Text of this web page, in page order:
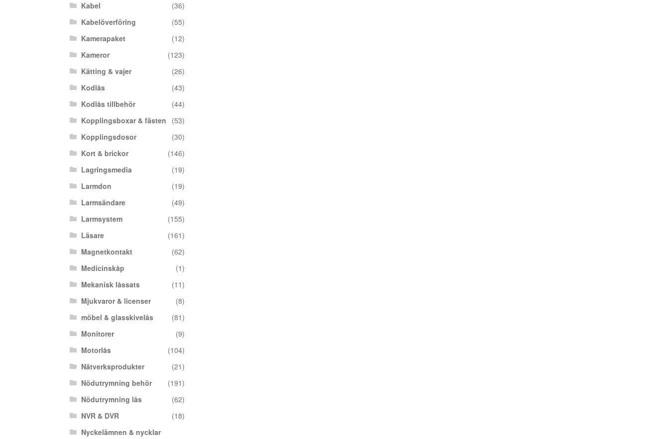
Kabel
(36)
Kabelöverföring
(55)
Kamerapaket
(12)
Kameror
(123)
Kätting & vajer
(26)
Kodlås
(43)
Kodlås tillbehör
(44)
Kopplingsboxar & fästen
(53)
Kopplingsdosor
(30)
Kort & brickor
(146)
Lagringsmedia
(19)
Larmdon
(19)
Larmsändare
(49)
Larmsystem
(155)
Läsare
(161)
Magnetkontakt
(62)
Medicinskåp
(1)
Mekanisk låssats
(11)
Mjukvaror & licenser
(8)
möbel & glasskivelås
(81)
Monitorer
(9)
Motorlås
(104)
Nätverksprodukter
(21)
Nödutrymning behör
(191)
Nödutrymning lås
(62)
NVR & DVR
(18)
Nyckelämnen & nycklar